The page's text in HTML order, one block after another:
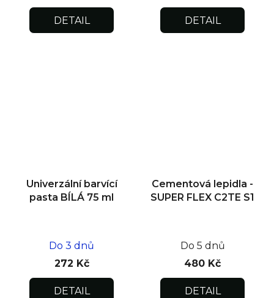
DETAIL DETAIL
Univerzální barvící
pasta BÍLÁ 75 ml
Do 3 dnů
272 Kč
DETAIL
Cementová lepidla -
SUPER FLEX C2TE S1
Do 5 dnů
480 Kč
DETAIL